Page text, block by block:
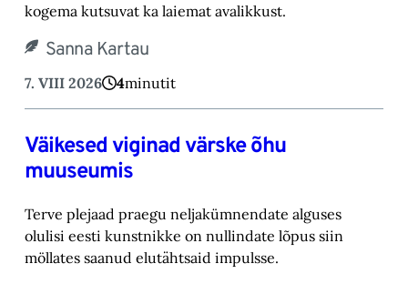
kogema kutsuvat ka laiemat avalikkust.‎
Sanna Kartau
7. VIII 2026 4minutit
Väikesed viginad värske õhu
muuseumis
Terve plejaad praegu neljakümnendate alguses
olulisi eesti kunstnikke on nullindate lõpus ‎siin
möllates saanud elutähtsaid impulsse.‎